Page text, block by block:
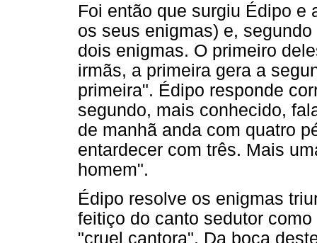
Foi então que surgiu Édipo e
os seus enigmas) e,
dois enigmas. O primeiro
irmãs, a primeira gera a
primeira". Édipo responde
segundo, mais conhecido,
de manhã anda com quatro
entardecer com três. Mais
homem".
Édipo resolve os enigmas
feitiço do canto sedutor
"cruel cantora". Da boca